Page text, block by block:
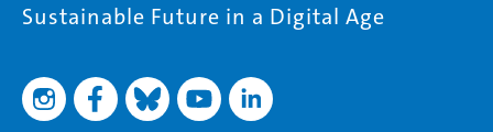
Sustainable Future in a Digital Age